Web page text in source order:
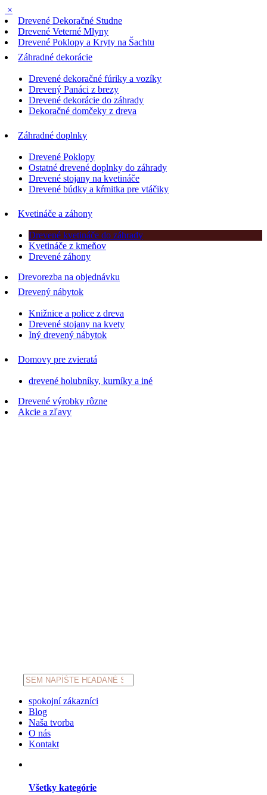
×
Drevené Dekoračné Studne
Drevené Veterné Mlyny
Drevené Poklopy a Kryty na Šachtu
Záhradné dekorácie
Drevené dekoračné fúriky a vozíky
Drevený Panáci z brezy
Drevené dekorácie do záhrady
Dekoračné domčeky z dreva
Záhradné doplnky
Drevené Poklopy
Ostatné drevené doplnky do záhrady
Drevené stojany na kvetináče
Drevené búdky a kŕmitka pre vtáčiky
Kvetináče a záhony
Drevené kvetináče do záhrady
Kvetináče z kmeňov
Drevené záhony
Drevorezba na objednávku
Drevený nábytok
Knižnice a police z dreva
Drevené stojany na kvety
Iný drevený nábytok
Domovy pre zvieratá
drevené holubníky, kurníky a iné
Drevené výrobky rôzne
Akcie a zľavy
Products
search
spokojní zákazníci
Blog
Naša tvorba
O nás
Kontakt
Všetky kategórie